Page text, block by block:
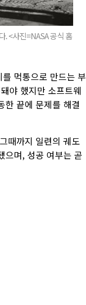
. <사진=NASA 공식 홈
를 먹통으로 만드는 부
야 했지만 소프트웨
한 끝에 문제를 해결
때까지 일련의 궤도
으며, 성공 여부는 곧